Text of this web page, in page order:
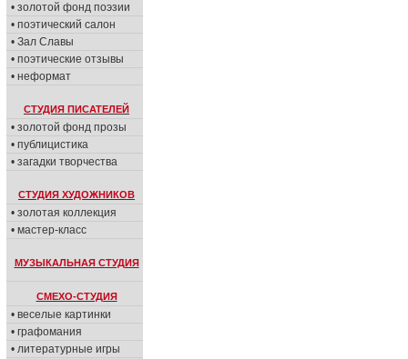
• золотой фонд поэзии
• поэтический салон
• Зал Славы
• поэтические отзывы
• неформат
СТУДИЯ ПИСАТЕЛЕЙ
• золотой фонд прозы
• публицистика
• загадки творчества
СТУДИЯ ХУДОЖНИКОВ
• золотая коллекция
• мастер-класс
МУЗЫКАЛЬНАЯ СТУДИЯ
СМЕХО-СТУДИЯ
• веселые картинки
• графомания
• литературные игры